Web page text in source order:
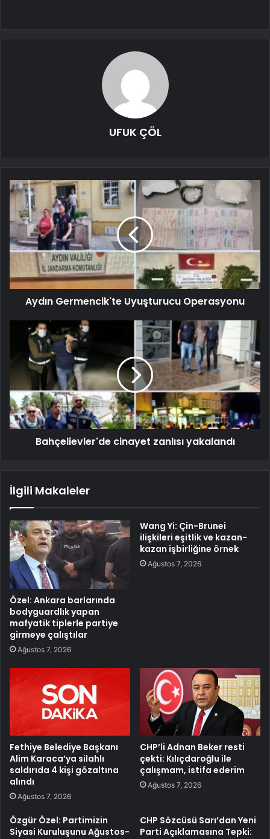
UFUK ÇÖL
Aydın Germencik'te Uyuşturucu Operasyonu
Bahçelievler'de cinayet zanlısı yakalandı
İlgili Makaleler
Özel: Ankara barlarında
bodyguardlık yapan
mafyatik tiplerle partiye
girmeye çalıştılar
Ağustos 7, 2026
Wang Yi: Çin-Brunei
ilişkileri eşitlik ve kazan-
kazan işbirliğine örnek
Ağustos 7, 2026
Fethiye Belediye Başkanı
Alim Karaca’ya silahlı
saldırıda 4 kişi gözaltına
alındı
Ağustos 7, 2026
CHP’li Adnan Beker resti
çekti: Kılıçdaroğlu ile
çalışmam, istifa ederim
Ağustos 7, 2026
Özgür Özel: Partimizin
Siyasi Kuruluşunu Ağustos-
CHP Sözcüsü Sarı’dan Yeni
Parti Açıklamasına Tepki: